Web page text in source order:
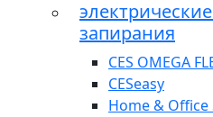
запирания
CES OMEGA
CESeasy
Home & Office